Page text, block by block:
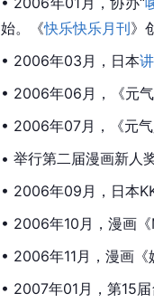
始。《快乐快乐月刊》
• 2006年03月，日本
• 2006年06月，《元
• 2006年07月，《元
• 举行第二届漫画新人
• 2006年09月，日本
• 2006年10月，漫画
• 2006年11月，漫画
• 2007年01月，第15